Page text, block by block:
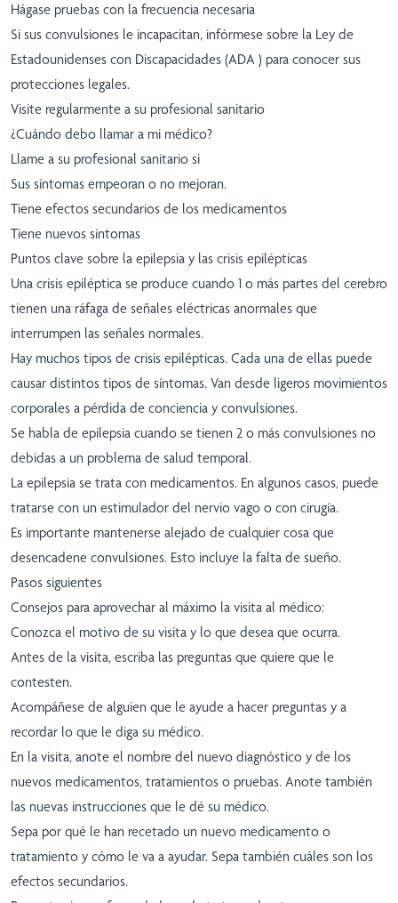
Hágase pruebas con la frecuencia necesaria
Si sus convulsiones le incapacitan, infórmese sobre la Ley de
Estadounidenses con Discapacidades (ADA ) para conocer sus
protecciones legales.
Visite regularmente a su profesional sanitario
¿Cuándo debo llamar a mi médico?
Llame a su profesional sanitario si
Sus síntomas empeoran o no mejoran.
Tiene efectos secundarios de los medicamentos
Tiene nuevos síntomas
Puntos clave sobre la epilepsia y las crisis epilépticas
Una crisis epiléptica se produce cuando 1 o más partes del cerebro
tienen una ráfaga de señales eléctricas anormales que
interrumpen las señales normales.
Hay muchos tipos de crisis epilépticas. Cada una de ellas puede
causar distintos tipos de síntomas. Van desde ligeros movimientos
corporales a pérdida de conciencia y convulsiones.
Se habla de epilepsia cuando se tienen 2 o más convulsiones no
debidas a un problema de salud temporal.
La epilepsia se trata con medicamentos. En algunos casos, puede
tratarse con un estimulador del nervio vago o con cirugía.
Es importante mantenerse alejado de cualquier cosa que
desencadene convulsiones. Esto incluye la falta de sueño.
Pasos siguientes
Consejos para aprovechar al máximo la visita al médico:
Conozca el motivo de su visita y lo que desea que ocurra.
Antes de la visita, escriba las preguntas que quiere que le
contesten.
Acompáñese de alguien que le ayude a hacer preguntas y a
recordar lo que le diga su médico.
En la visita, anote el nombre del nuevo diagnóstico y de los
nuevos medicamentos, tratamientos o pruebas. Anote también
las nuevas instrucciones que le dé su médico.
Sepa por qué le han recetado un nuevo medicamento o
tratamiento y cómo le va a ayudar. Sepa también cuáles son los
efectos secundarios.